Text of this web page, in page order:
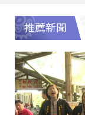
推薦新聞